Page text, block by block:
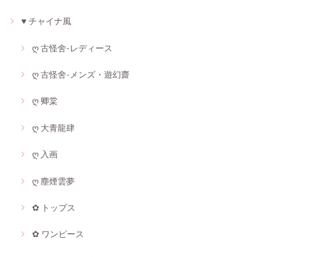
♥ チャイナ風
ღ 古怪舍-レディース
ღ 古怪舍-メンズ・遊幻齋
ღ 卿棠
ღ 大青龍肆
ღ 入画
ღ 塵煙雲夢
✿ トップス
✿ ワンピース